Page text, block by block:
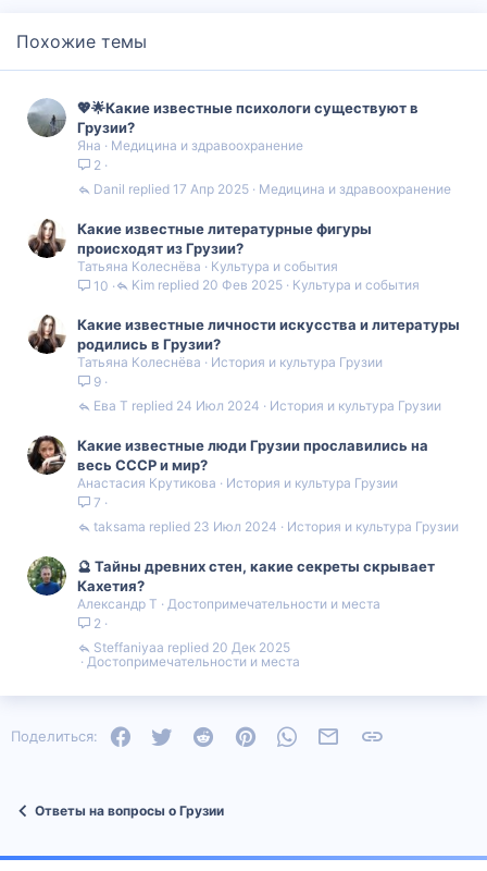
Похожие темы
💖🌟Какие известные психологи существуют в
Грузии?
Яна
Медицина и здравоохранение
2
Медицина и здравоохранение
17 Апр 2025
Danil
Какие известные литературные фигуры
происходят из Грузии?
Татьяна Колеснёва
Культура и события
10
Культура и события
20 Фев 2025
Kim
Какие известные личности искусства и литературы
родились в Грузии?
Татьяна Колеснёва
История и культура Грузии
9
История и культура Грузии
24 Июл 2024
Ева Т
Какие известные люди Грузии прославились на
весь СССР и мир?
Анастасия Крутикова
История и культура Грузии
7
История и культура Грузии
23 Июл 2024
taksama
🔮 Тайны древних стен, какие секреты скрывает
Кахетия?
Александр Т
Достопримечательности и места
2
Достопримечательности и места
20 Дек 2025
Steffaniyaa
Поделиться: FacebookTwitter Reddit PinterestWhatsAppЭлектронная почта
Ответы на вопросы о Грузии